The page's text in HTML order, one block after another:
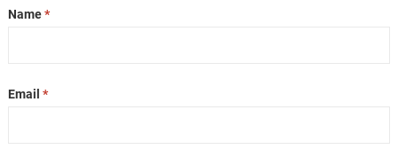
Name*
Email *